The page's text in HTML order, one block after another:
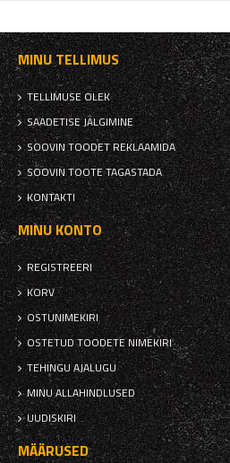
MINU TELLIMUS
TELLIMUSE OLEK
SAADETISE JÄLGIMINE
SOOVIN TOODET REKLAAMIDA
SOOVIN TOOTE TAGASTADA
KONTAKTI
MINU KONTO
REGISTREERI
KORV
OSTUNIMEKIRI
OSTETUD TOODETE NIMEKIRI
TEHINGU AJALUGU
MINU ALLAHINDLUSED
UUDISKIRI
MÄÄRUSED